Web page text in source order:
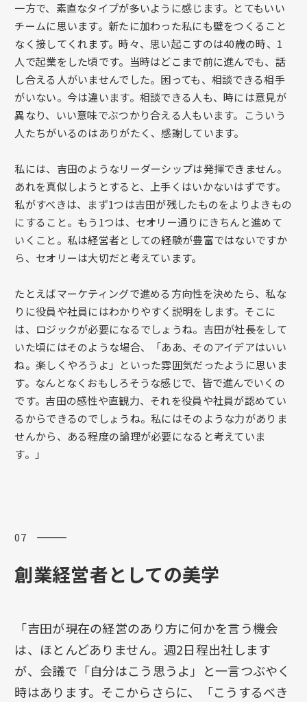
一方で、素直なタイプが多いように感じます。とてもいい
チームに思います。新たに加わった私にも壁をつくること
なく接してくれます。時々、思い起こすのは40歳の時、1
人で起業をした頃です。当時はどこまで前に進んでも、話
し合える人がいませんでした。困っても、相談できる相手
がいない。今は違います。相談できる人も、時には意見が
異なり、いい意味でぶつかり合える人もいます。こういう
人たちがいるのはありがたく、感謝しています。
私には、吉田のようなリーダーシップは発揮できません。
あれを真似しようとすると、上手くはいかないはずです。
私がすべきは、まず1つは吉田が残したものをよりよきもの
にすること。もう1つは、セオリー通りにきちんと進めて
いくこと。私は経営者としての経験が豊富ではないですか
ら、セオリーは大切だと考えています。
たとえばマーケティングで進める方向性を決めたら、私な
りに役員や社員にはわかりやすく説明をします。そこに
は、ロジックが必要になるでしょうね。吉田が社長をして
いた頃にはそのような場合、「ああ、そのアイデアはいい
ね。楽しくやろうよ」といった雰囲気だったように思いま
す。なんとなくおもしろそうな感じで、皆で進んでいくの
です。吉田の感性や直観力、それを役員や社員が認めてい
るからできるのでしょうね。私にはそのような力がありま
せんから、ある程度の論理が必要になると考えていま
す。」
07 ―――
創業経営者としての美学
「吉田が現在の経営のあり方に何かを言う機会
は、ほとんどありません。週2日程出社します
が、会議で「自分はこう思うよ」と一言つぶやく
時はあります。そこからさらに、「こうするべき